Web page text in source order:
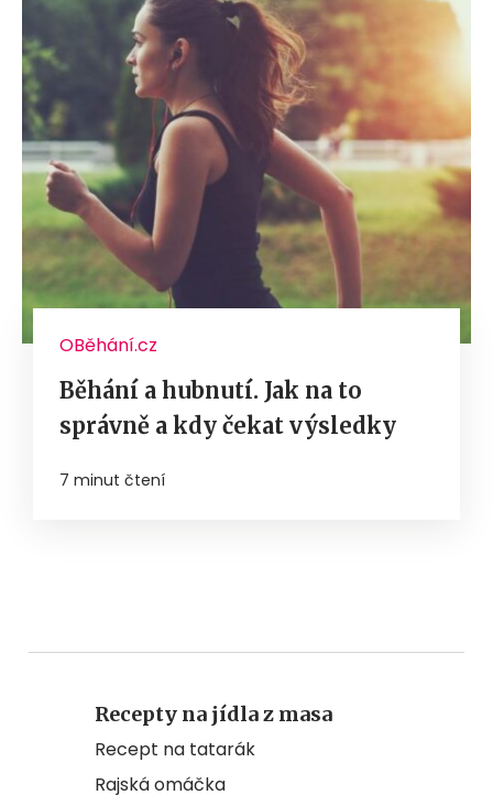
OBěhání.cz
Běhání a hubnutí. Jak na to
správně a kdy čekat výsledky
7 minut čtení
Recepty na jídla z masa
Recept na tatarák
Rajská omáčka